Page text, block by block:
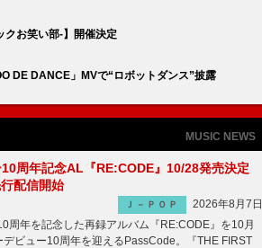
クお笑い部-】開催決定
DE DANCE」MVで“ロボットダンス”披露
MUSIC NEWS
周年記念AL『RE:CODE』10/28発売決定
配信開始
Ｊ－ＰＯＰ
2026年8月7日
年を記念した再録アルバム『RE:CODE』を10月
ビュー10周年を迎えるPassCode。『THE FIRST